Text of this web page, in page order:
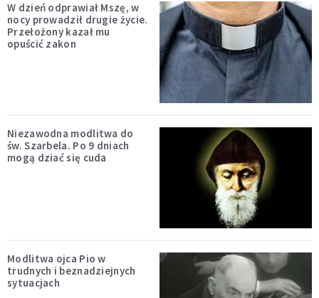
W dzień odprawiał Mszę, w
nocy prowadził drugie życie.
Przełożony kazał mu
opuścić zakon
Niezawodna modlitwa do
św. Szarbela. Po 9 dniach
mogą dziać się cuda
Modlitwa ojca Pio w
trudnych i beznadziejnych
sytuacjach